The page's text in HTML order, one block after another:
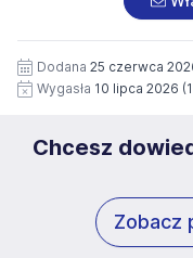
siedziby
https://
wizerunku), na
12 miesięcy. Zgoda
czasie wycofana.
Dodana 25 czerwca
Wygasła 10 lipca 2026
Chcesz
Zobacz